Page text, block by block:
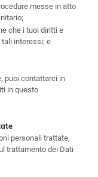
messe in atto
che i tuoi diritti e
interessi; e
puoi contattarci in
in questo
personali trattate,
trattamento dei Dati